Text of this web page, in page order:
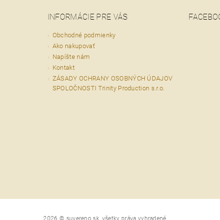
INFORMÁCIE PRE VÁS
Obchodné podmienky
Ako nakupovať
Napíšte nám
Kontakt
ZÁSADY OCHRANY OSOBNÝCH ÚDAJOV
SPOLOČNOSTI Trinity Production s.r.o.